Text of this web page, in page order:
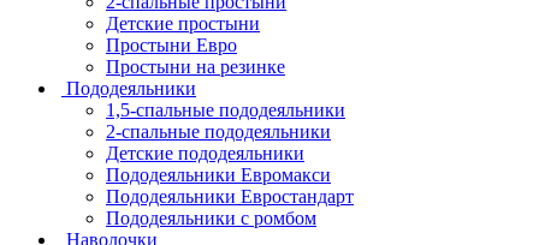
Детские простыни
Простыни Евро
Простыни на резинке
Пододеяльники
1,5-спальные пододеяльники
2-спальные пододеяльники
Детские пододеяльники
Пододеяльники Евромакси
Пододеяльники Евростандарт
Пододеяльники с ромбом
Наволочки